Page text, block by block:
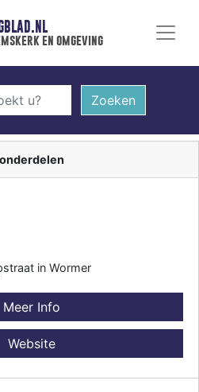
en omgeving
Zoeken
in Wormer
Meer Info
Website